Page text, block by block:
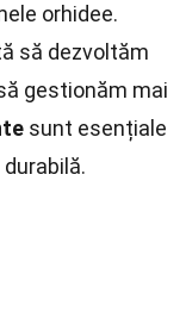
orhidee.
să dezvoltăm
gestionăm mai
sunt esențiale